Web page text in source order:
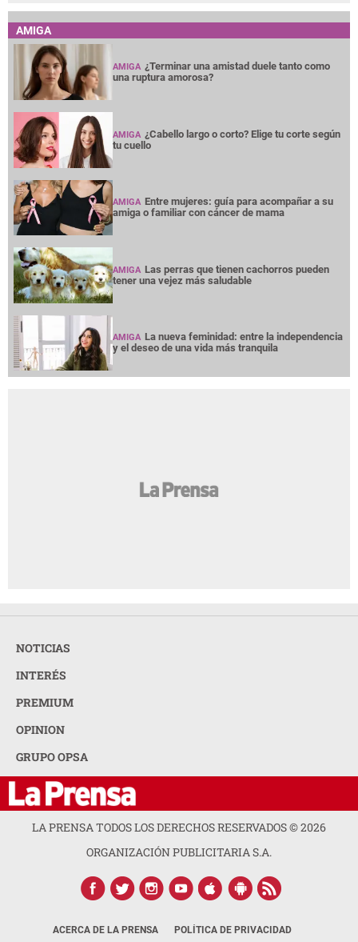
AMIGA
AMIGA ¿Terminar una amistad duele tanto como
una ruptura amorosa?
AMIGA ¿Cabello largo o corto? Elige tu corte según
tu cuello
AMIGA Entre mujeres: guía para acompañar a su
amiga o familiar con cáncer de mama
AMIGA Las perras que tienen cachorros pueden
tener una vejez más saludable
AMIGA La nueva feminidad: entre la independencia
y el deseo de una vida más tranquila
NOTICIAS
INTERÉS
PREMIUM
OPINION
GRUPO OPSA
LA PRENSA TODOS LOS DERECHOS RESERVADOS ©2026
ORGANIZACIÓN PUBLICITARIA S.A.
ACERCA DE LA PRENSA POLÍTICA DE PRIVACIDAD